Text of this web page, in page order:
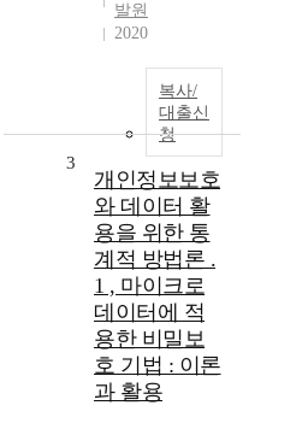
발원
2020
복사/
대출신
청
3
개인정보보호
와 데이터 활
용을 위한 통
계적 방법론 .
1 , 마이크로
데이터에 적
용한 비밀보
호 기법 : 이론
과 활용